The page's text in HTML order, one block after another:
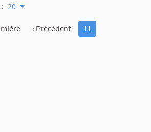
20
‹ Précédent 11